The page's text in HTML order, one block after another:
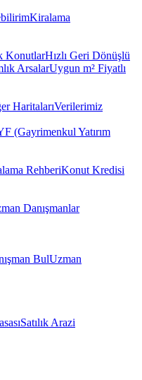
Kiralama
KonutlarHızlı Geri Dönüşlü
ArsalarUygun m² Fiyatlı
HaritalarıVerilerimiz
(Gayrimenkul Yatırım
RehberiKonut Kredisi
Danışmanlar
BulUzman
Satılık Arazi